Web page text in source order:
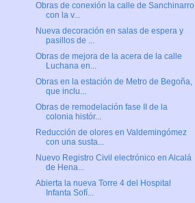
Obras de conexión la calle de Sanchinarro
con la v...
Nueva decoración en salas de espera y
pasillos de ...
Obras de mejora de la acera de la calle
Luchana en...
Obras en la estación de Metro de Begoña,
que inclu...
Obras de remodelación fase II de la
colonia histór...
Reducción de olores en Valdemingómez
con una susta...
Nuevo Registro Civil electrónico en Alcalá
de Hena...
Abierta la nueva Torre 4 del Hospital
Infanta Sofí...